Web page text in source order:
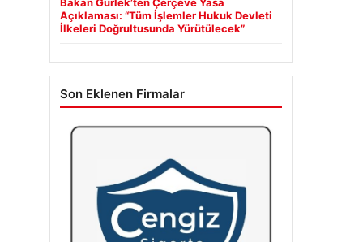
Açıklaması: “Tüm İşlemler Hukuk Devleti
İlkeleri Doğrultusunda Yürütülecek”
Son Eklenen Firmalar